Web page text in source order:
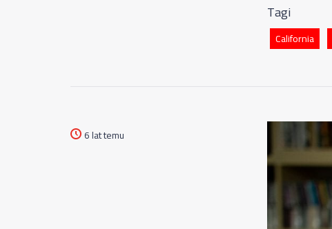
Tagi
California
6 lat temu